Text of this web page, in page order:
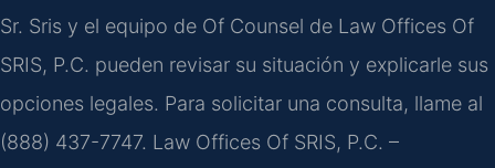
Sr. Sris y el equipo de Of Counsel de Law Offices Of
SRIS, P.C. pueden revisar su situación y explicarle sus
opciones legales. Para solicitar una consulta, llame al
(888) 437-7747. Law Offices Of SRIS, P.C. –